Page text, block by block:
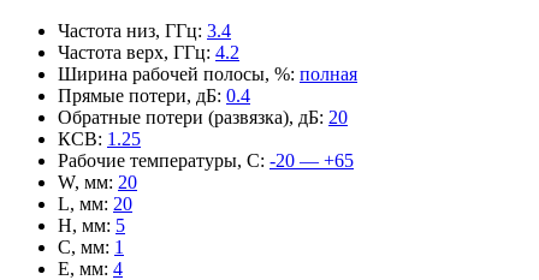
Частота низ, ГГц: 3.4
Частота верх, ГГц: 4.2
Ширина рабочей полосы, %: полная
Прямые потери, дБ: 0.4
Обратные потери (развязка), дБ: 20
КСВ: 1.25
Рабочие температуры, С: -20 — +65
W, мм: 20
L, мм: 20
H, мм: 5
C, мм: 1
E, мм: 4